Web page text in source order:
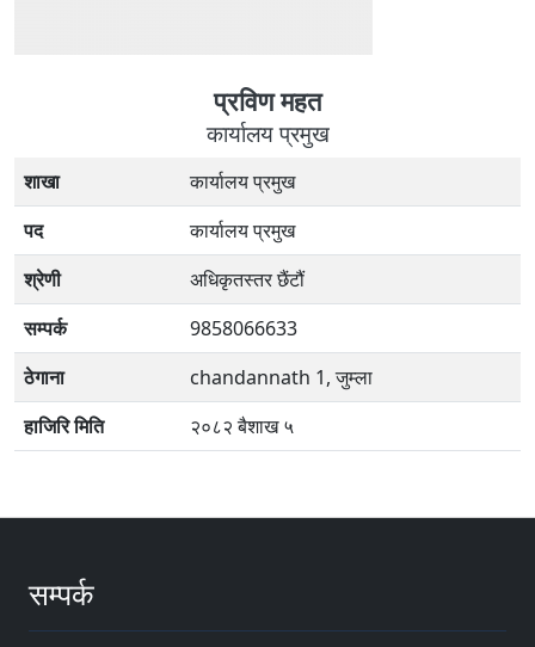
प्रविण महत
कार्यालय प्रमुख
शाखा
कार्यालय प्रमुख
पद
कार्यालय प्रमुख
श्रेणी
अधिकृतस्तर छैंटौं
सम्पर्क
9858066633
ठेगाना
chandannath 1, जुम्ला
हाजिरि मिति
२०८२ बैशाख ५
सम्पर्क